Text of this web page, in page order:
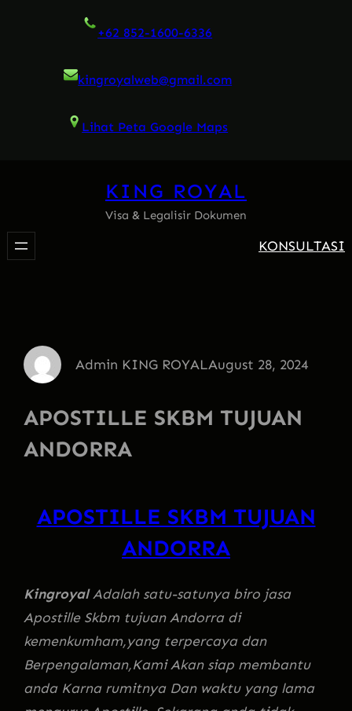
+62 852-1600-6336
kingroyalweb@gmail.com
Lihat Peta Google Maps
KING ROYAL
Visa & Legalisir Dokumen
KONSULTASI
Admin KING ROYALAugust 28, 2024
APOSTILLE SKBM TUJUAN
ANDORRA
APOSTILLE SKBM TUJUAN
ANDORRA
KingroyalAdalah satu-satunya biro jasa
Apostille Skbm tujuan Andorra di
kemenkumham,yang terpercaya dan
Berpengalaman,Kami Akan siap membantu
anda Karna rumitnya Dan waktu yang lama